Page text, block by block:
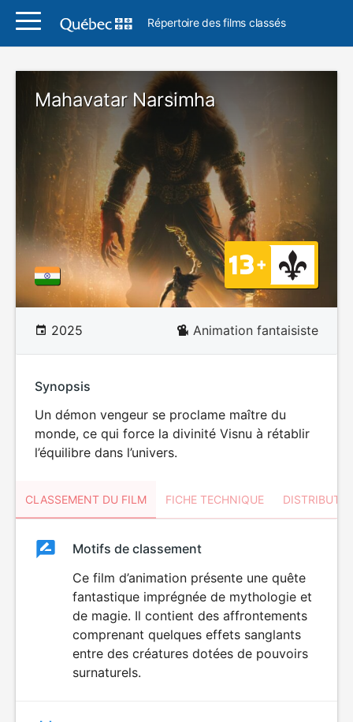
Répertoire des films classés
Mahavatar Narsimha
2025 Animation fantaisiste
Synopsis
Un démon vengeur se proclame maître du
monde, ce qui force la divinité Visnu à rétablir
l’équilibre dans l’univers.
CLASSEMENT DU FILM FICHE TECHNIQUE
ClassementClassement
Motifs de classement
Ce film d’animation présente une quête
fantastique imprégnée de mythologie et
de magie. Il contient des affrontements
comprenant quelques effets sanglants
entre des créatures dotées de pouvoirs
surnaturels.